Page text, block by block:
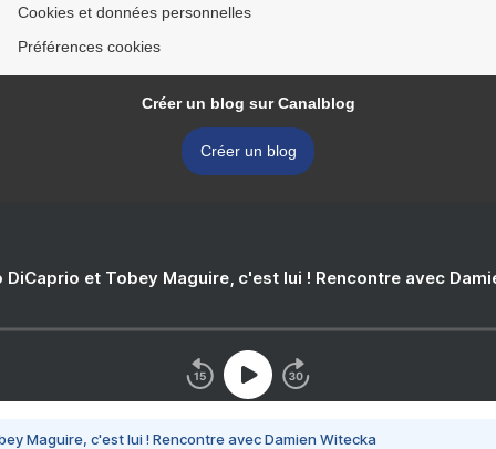
Cookies et données personnelles
Préférences cookies
Créer un blog sur Canalblog
Créer un blog
DiCaprio et Tobey Maguire, c'est lui ! Rencontre avec
Maguire, c'est lui ! Rencontre avec Damien Witecka